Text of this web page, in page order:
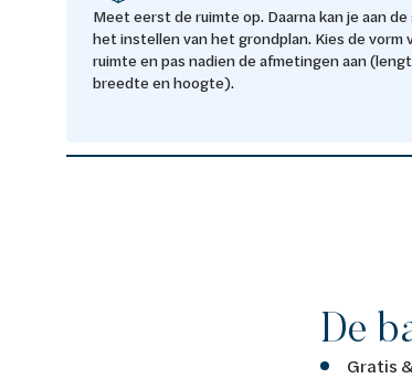
Meet eerst de ruimte op. Daarna kan je aan
het instellen van het grondplan. Kies de vorm
ruimte en pas nadien de afmetingen aan
breedte en hoogte).
De
Gratis